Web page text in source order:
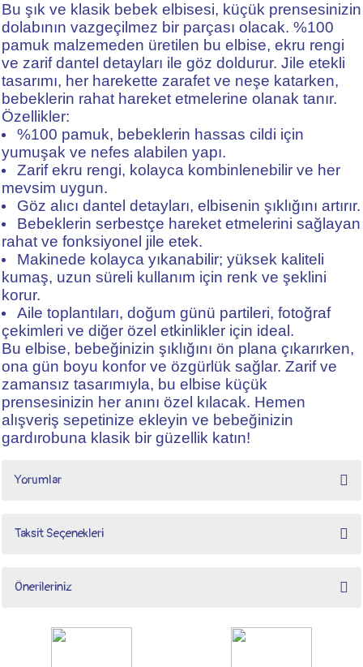
Bu şık ve klasik bebek elbisesi, küçük prensesinizin
dolabının vazgeçilmez bir parçası olacak. %100
pamuk malzemeden üretilen bu elbise, ekru rengi
ve zarif dantel detayları ile göz doldurur. Jile etekli
tasarımı, her harekette zarafet ve neşe katarken,
bebeklerin rahat hareket etmelerine olanak tanır.
Özellikler:
%100 pamuk, bebeklerin hassas cildi için
yumuşak ve nefes alabilen yapı.
Zarif ekru rengi, kolayca kombinlenebilir ve her
mevsim uygun.
Göz alıcı dantel detayları, elbisenin şıklığını artırır.
Bebeklerin serbestçe hareket etmelerini sağlayan
rahat ve fonksiyonel jile etek.
Makinede kolayca yıkanabilir; yüksek kaliteli
kumaş, uzun süreli kullanım için renk ve şeklini
korur.
Aile toplantıları, doğum günü partileri, fotoğraf
çekimleri ve diğer özel etkinlikler için ideal.
Bu elbise, bebeğinizin şıklığını ön plana çıkarırken,
ona gün boyu konfor ve özgürlük sağlar. Zarif ve
zamansız tasarımıyla, bu elbise küçük
prensesinizin her anını özel kılacak. Hemen
alışveriş sepetinize ekleyin ve bebeğinizin
gardırobuna klasik bir güzellik katın!
Yorumlar
Taksit Seçenekleri
Önerileriniz
Bu ürünün fiyat bilgisi, resim, ürün açıklamalarında ve diğer konularda yetersiz
gördüğünüz noktaları öneri formunu kullanarak tarafımıza iletebilirsiniz.